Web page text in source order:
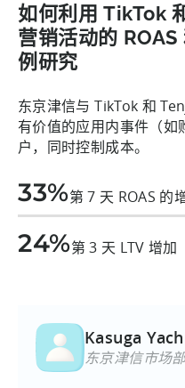
如何利用 TikTok
营销活动的
例研究
东京津信与 TikTok 和
有价值的应用内事件（如
户，同时控制成本。
33%第 7 天 ROAS 的
24%第 3 天 LTV 增加
Kasuga
东京津信市场